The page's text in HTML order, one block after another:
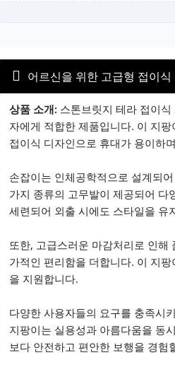
어르신을 위한 고급형 접이식
상품 소개: 스톤브릿지 테라 접이
자에게 적합한 제품입니다. 이 지
접이식 디자인으로 휴대가 용이하
손잡이는 인체공학적으로 설계되
가지 종류의 고무발이 제공되어 다
세련되어 외출 시에도 스타일을 유
또한, 고급스러운 마감처리로 인
가적인 편리함을 더합니다. 이 지
을 지원합니다.
다양한 사용자들의 요구를 충족시
지팡이는 실용성과 아름다움을 동
보다 안전하고 편안한 보행을 경험